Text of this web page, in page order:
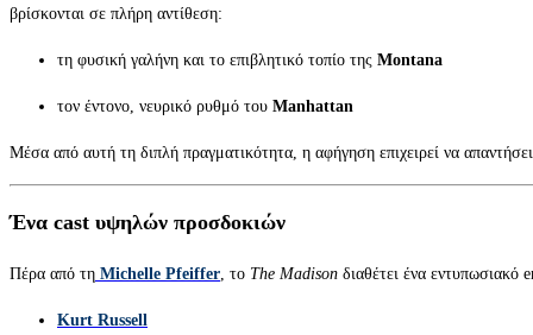
βρίσκονται σε πλήρη αντίθεση:
τη φυσική γαλήνη και το επιβλητικό τοπίο της Montana
τον έντονο, νευρικό ρυθμό του Manhattan
Μέσα από αυτή τη διπλή πραγματικότητα, η αφήγηση επιχειρεί να
Ένα cast υψηλών προσδοκιών
Πέρα από τη Michelle Pfeiffer , το The Madison διαθέτει ένα εντυπωσιακό
Kurt Russell